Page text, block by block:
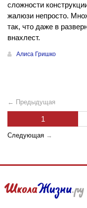
сложности
жалюзи непросто.
так, что даже в
внахлест.
Алиса Гришко
← Предыдущая
1
Следующая →